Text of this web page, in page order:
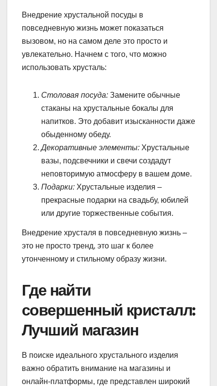
Внедрение хрустальной посуды в
повседневную жизнь может показаться
вызовом, но на самом деле это просто и
увлекательно. Начнем с того, что можно
использовать хрусталь:
Столовая посуда: Замените обычные
стаканы на хрустальные бокалы для
напитков. Это добавит изысканности даже
обыденному обеду.
Декоративные элементы: Хрустальные
вазы, подсвечники и свечи создадут
неповторимую атмосферу в вашем доме.
Подарки: Хрустальные изделия –
прекрасные подарки на свадьбу, юбилей
или другие торжественные события.
Внедрение хрусталя в повседневную жизнь –
это не просто тренд, это шаг к более
утонченному и стильному образу жизни.
Где найти
совершенный кристалл:
Лучший магазин
В поиске идеального хрустального изделия
важно обратить внимание на магазины и
онлайн-платформы, где представлен широкий